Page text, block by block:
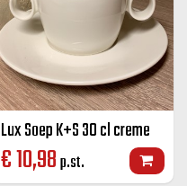
Lux Soep K+S 30 cl creme
€10,98p.st.